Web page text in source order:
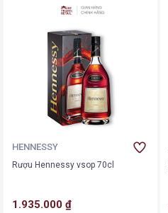
HENNESSY
Rượu Hennessy vsop 70cl
1.935.000 ₫